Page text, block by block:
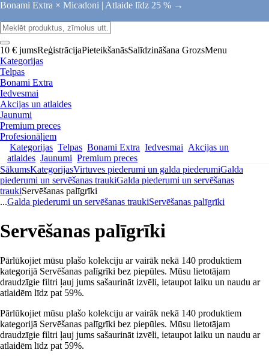
Bonami Extra × Micadoni | Atlaide līdz 25 % →
10 € jumsReģistrācijaPieteikšanāsSalīdzināšana GrozsMenu
Kategorijas
Telpas
Bonami Extra
Iedvesmai
Akcijas un atlaides
Jaunumi
Premium preces
Profesionāļiem
Kategorijas Telpas Bonami Extra Iedvesmai Akcijas un
atlaides Jaunumi Premium preces
SākumsKategorijasVirtuves piederumi un galda piederumiGalda
piederumi un servēšanas traukiGalda piederumi un servēšanas
traukiServēšanas palīgrīki
...Galda piederumi un servēšanas traukiServēšanas palīgrīki
Servēšanas palīgrīki
Pārlūkojiet mūsu plašo kolekciju ar vairāk nekā 140 produktiem
kategorijā Servēšanas palīgrīki bez piepūles. Mūsu lietotājam
draudzīgie filtri ļauj jums sašaurināt izvēli, ietaupot laiku un naudu ar
atlaidēm līdz pat 59%.
Pārlūkojiet mūsu plašo kolekciju ar vairāk nekā 140 produktiem
kategorijā Servēšanas palīgrīki bez piepūles. Mūsu lietotājam
draudzīgie filtri ļauj jums sašaurināt izvēli, ietaupot laiku un naudu ar
atlaidēm līdz pat 59%.